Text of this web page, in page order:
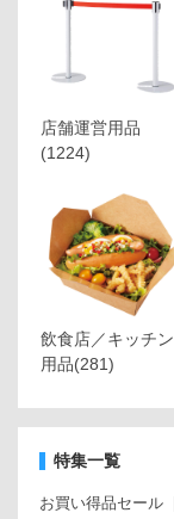
店舗運営用品
(1224)
飲食店／キッチン
用品(281)
特集一覧
お買い得品セール